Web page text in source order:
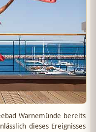
Warnemünde bereits
dieses Ereignisses